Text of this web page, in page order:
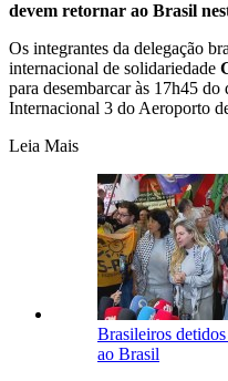
devem retornar ao Brasil
Os integrantes da delegação
internacional de solidariedade
para desembarcar às 17h45
Internacional 3 do Aeroporto
Leia Mais
Brasileiros
ao Brasil